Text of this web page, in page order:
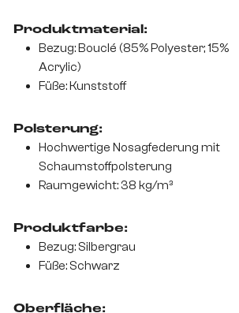
Produktmaterial:
Bezug: Bouclé (85% Polyester; 15%
Acrylic)
Füße: Kunststoff
Polsterung:
Hochwertige Nosagfederung mit
Schaumstoffpolsterung
Raumgewicht: 38 kg/m³
Produktfarbe:
Bezug: Silbergrau
Füße: Schwarz
Oberfläche: